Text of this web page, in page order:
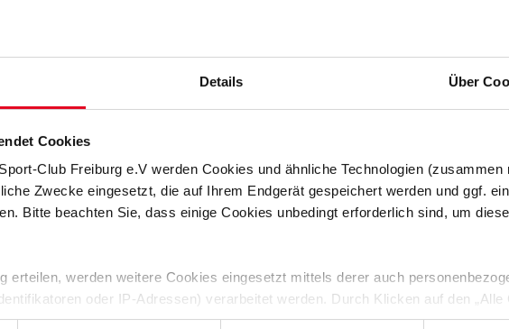
Details Über
Cookies
Club Freiburg e.V werden Cookies und ähnliche Technologien (zusammen
Zwecke eingesetzt, die auf Ihrem Endgerät gespeichert werden und ggf.
Bitte beachten Sie, dass einige Cookies unbedingt erforderlich sind, um
erteilen, werden weitere Cookies eingesetzt mittels derer auch
oder IP-Adressen) verarbeitet werden. Durch Klicken auf den „Alle
der Speicherung aller aufgeführten Cookies und der entsprechenden
Logistiknummer: EM000386-001